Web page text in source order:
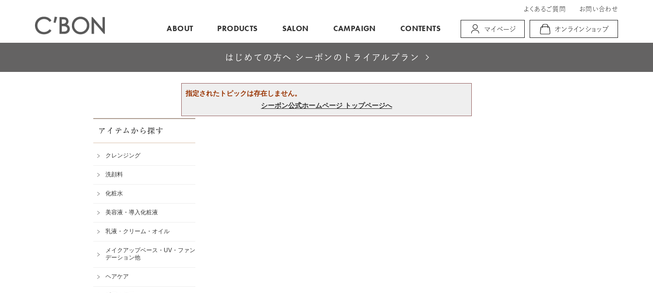
ABOUT PRODUCTS SALON CAMPAIGN CONTENTS
よくあるご質問 お問い合わせ
マイページ オンラインショップ
はじめての方へ シーボンのトライアルプラン
指定されたトピックは存在しません。
シーボン公式ホームページ トップページへ
アイテムから探す
クレンジング
洗顔料
化粧水
美容液・導入化粧液
乳液・クリーム・オイル
メイクアップベース・UV・ファン
デーション他
ヘアケア